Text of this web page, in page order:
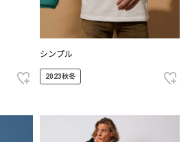
シンプル
2023秋冬